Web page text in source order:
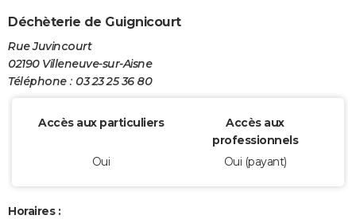
Déchèterie de Guignicourt
Rue Juvincourt
02190 Villeneuve-sur-Aisne
Téléphone : 03 23 25 36 80
Accès aux particuliers
Accès aux
professionnels
Oui
Oui (payant)
Horaires :